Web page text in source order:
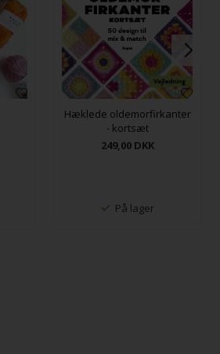
Hæklede oldemorfirkanter
- kortsæt
249,00 DKK
På lager